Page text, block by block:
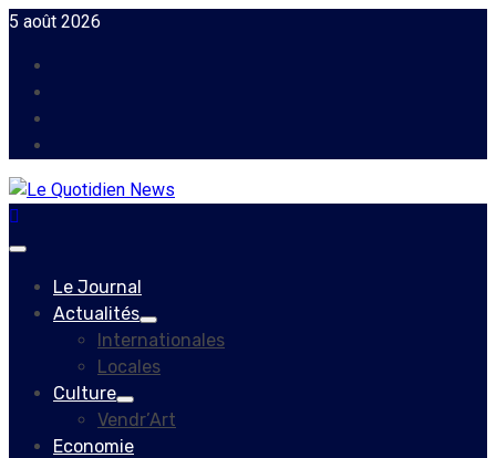
Skip
content
5 août 2026
Primary
Le Journal
Actualités
Internationales
Locales
Culture
Vendr’Art
Economie